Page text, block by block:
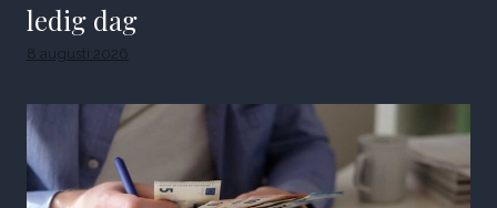
ledig dag
8 augusti 2026